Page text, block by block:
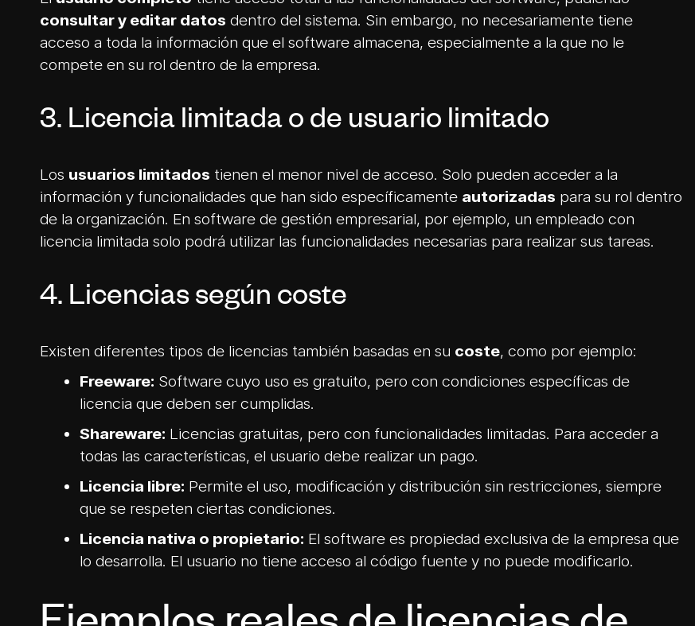
consultar y editar datos dentro del sistema. Sin embargo, no necesariamente tiene
acceso a toda la información que el software almacena, especialmente a la que no le
compete en su rol dentro de la empresa.
3. Licencia limitada o de usuario limitado
Los usuarios limitados tienen el menor nivel de acceso. Solo pueden acceder a la
información y funcionalidades que han sido específicamente autorizadas para su rol dentro
de la organización. En software de gestión empresarial, por ejemplo, un empleado con
licencia limitada solo podrá utilizar las funcionalidades necesarias para realizar sus tareas.
4. Licencias según coste
Existen diferentes tipos de licencias también basadas en su coste, como por ejemplo:
Freeware: Software cuyo uso es gratuito, pero con condiciones específicas de
licencia que deben ser cumplidas.
Shareware: Licencias gratuitas, pero con funcionalidades limitadas. Para acceder a
todas las características, el usuario debe realizar un pago.
Licencia libre: Permite el uso, modificación y distribución sin restricciones, siempre
que se respeten ciertas condiciones.
Licencia nativa o propietario: El software es propiedad exclusiva de la empresa que
lo desarrolla. El usuario no tiene acceso al código fuente y no puede modificarlo.